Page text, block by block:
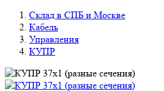
Склад в СПБ и Москве
Кабель
Управления
КУПР